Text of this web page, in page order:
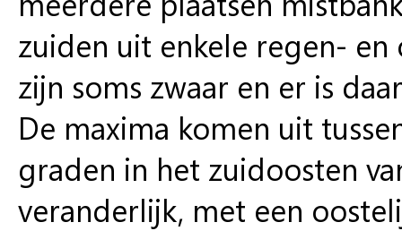
zuiden uit enkele regen-
zijn soms zwaar en er is
De maxima komen uit
graden in het zuidoosten
veranderlijk, met een